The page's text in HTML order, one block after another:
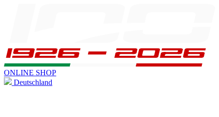
ONLINE SHOP
Deutschland